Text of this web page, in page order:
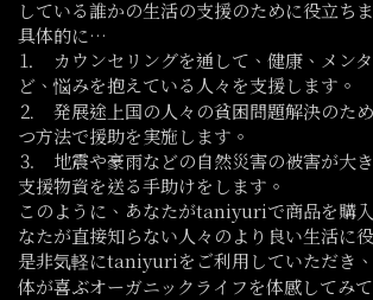
している誰かの生活の支援のために役立ち
具体的に…
⒈ カウンセリングを通して、健康、メン
ど、悩みを抱えている人々を支援します。
⒉ 発展途上国の人々の貧困問題解決のた
つ方法で援助を実施します。
⒊ 地震や豪雨などの自然災害の被害が大
支援物資を送る手助けをします。
このように、あなたがtaniyuriで商品を購
なたが直接知らない人々のより良い生活に
是非気軽にtaniyuriをご利用していただき
体が喜ぶオーガニックライフを体感してみ